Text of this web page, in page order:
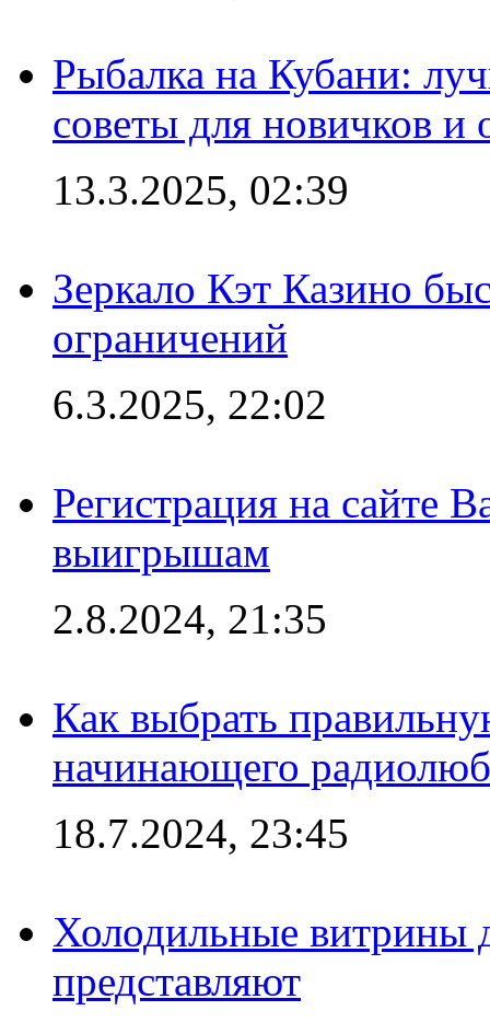
Рыбалка на Кубани:
советы для новичков
13.3.2025, 02:39
Зеркало Кэт Казино
ограничений
6.3.2025, 22:02
Регистрация на сайте
выигрышам
2.8.2024, 21:35
Как выбрать
начинающего
18.7.2024, 23:45
Холодильные витрины
представляют